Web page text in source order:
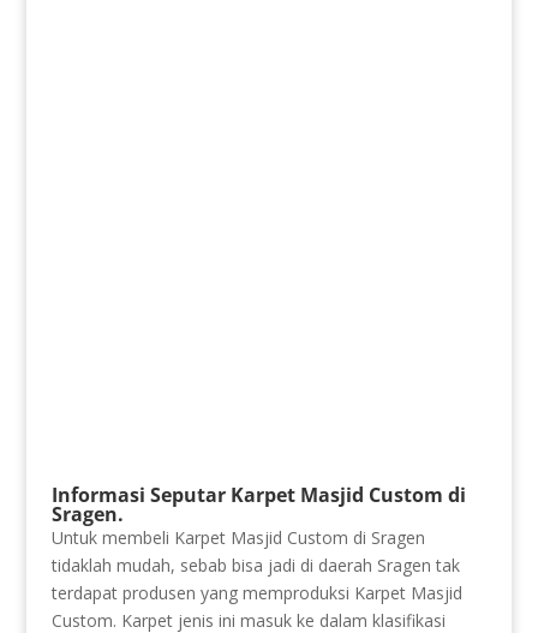
Informasi Seputar Karpet Masjid Custom di
Sragen.
Untuk membeli Karpet Masjid Custom di Sragen
tidaklah mudah, sebab bisa jadi di daerah Sragen tak
terdapat produsen yang memproduksi Karpet Masjid
Custom. Karpet jenis ini masuk ke dalam klasifikasi